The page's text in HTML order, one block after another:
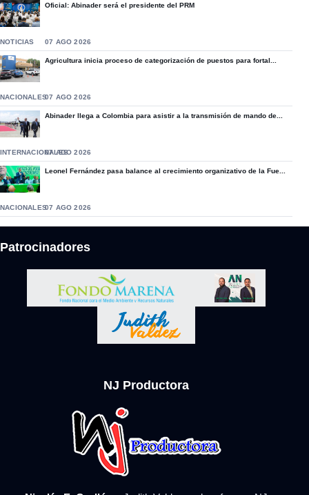
Oficial: Abinader será el presidente del PRM
NOTICIAS 07 AGO 2026
Agricultura inicia proceso de categorización de puestos para fortal...
NACIONALES07 AGO 2026
Abinader llega a Colombia para asistir a la transmisión de mando de...
INTERNACIONALES07 AGO 2026
Leonel Fernández pasa balance al crecimiento organizativo de la Fue...
NACIONALES07 AGO 2026
Patrocinadores
NJ Productora